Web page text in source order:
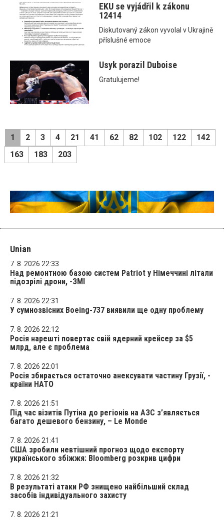
EKU se vyjádřil k zákonu
12414
Diskutovaný zákon vyvolal v Ukrajině
příslušné emoce
Usyk porazil Duboise
Gratulujeme!
1 2 3 4 21 41 62 82 102 122
142
163
183 203
Unian
7. 8. 2026 22:33
Над ремонтною базою систем Patriot у Німеччині літали
підозрілі дрони, -ЗМІ
7. 8. 2026 22:31
У сумнозвісних Boeing-737 виявили ще одну проблему
7. 8. 2026 22:12
Росія нарешті повертає свій ядерний крейсер за $5
млрд, але є проблема
7. 8. 2026 22:01
Росія збирається остаточно анексувати частину Грузії, -
країни НАТО
7. 8. 2026 21:51
Під час візитів Путіна до регіонів на АЗС з’являється
багато дешевого бензину, – Le Monde
7. 8. 2026 21:41
США зробили невтішний прогноз щодо експорту
українського збіжжя: Bloomberg розкрив цифри
7. 8. 2026 21:32
В результаті атаки РФ знищено найбільший склад
засобів індивідуального захисту
7. 8. 2026 21:21